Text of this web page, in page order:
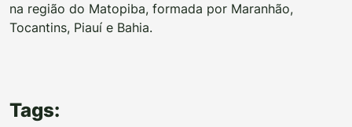
na região do Matopiba, formada por Maranhão,
Tocantins, Piauí e Bahia.
Tags: